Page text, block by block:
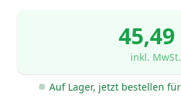
45,49
inkl. MwSt.
Auf Lager, jetzt bestellen